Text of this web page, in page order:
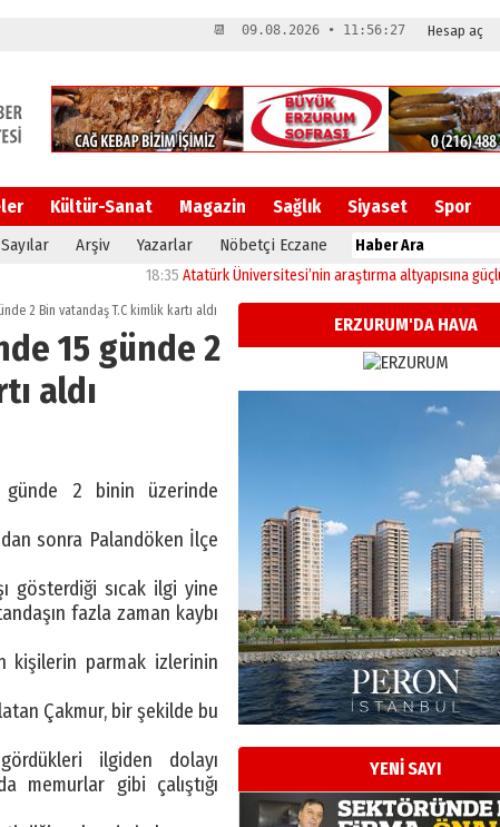
Hesap aç
📆 09.08.2026 • 11:56:28
Kültür-Sanat Magazin Sağlık Siyaset Spor
Sayılar Arşiv Yazarlar Nöbetçi Eczane
Atatürk Üniversitesi’nin araştırma altyapısına güçlü onay
2 Bin vatandaş T.C kimlik kartı aldı
15 günde 2
aldı
günde 2 binin üzerinde
sonra Palandöken İlçe
gösterdiği sıcak ilgi yine
fazla zaman kaybı
kişilerin parmak izlerinin
Çakmur, bir şekilde bu
ilgiden dolayı
memurlar gibi çalıştığı
ERZURUM'DA HAVA
YENİ SAYI